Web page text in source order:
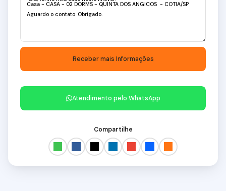
Atendimento pelo WhatsApp
Compartilhe